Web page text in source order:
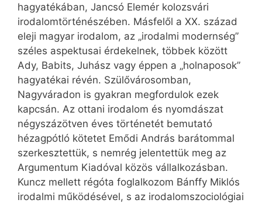
hagyatékában, Jancsó Elemér kolozsvári
irodalomtörténészében. Másfelől a XX. század
eleji magyar irodalom, az „irodalmi modernség”
széles aspektusai érdekelnek, többek között
Ady, Babits, Juhász vagy éppen a „holnaposok”
hagyatékai révén. Szülővárosomban,
Nagyváradon is gyakran megfordulok ezek
kapcsán. Az ottani irodalom és nyomdászat
négyszázötven éves történetét bemutató
hézagpótló kötetet Emődi András barátommal
szerkesztettük, s nemrég jelentettük meg az
Argumentum Kiadóval közös vállalkozásban.
Kuncz mellett régóta foglalkozom Bánffy Miklós
irodalmi működésével, s az irodalomszociológiai